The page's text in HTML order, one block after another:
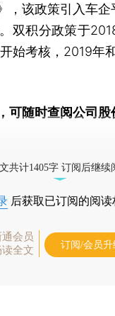
，该政策引入车
双积分政策于
始考核，2019年
，可随时查阅公司
共计1405字 订阅后继续
后获取已订阅的阅读
通会员
全文
订阅/会员升